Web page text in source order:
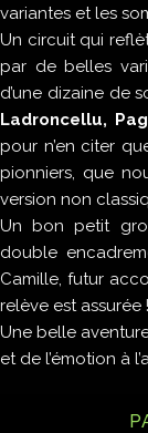
variantes et les
Un circuit qui
par de belles
d’une dizaine de
Ladroncellu,
pour n’en citer
pionniers, que
version non
Un bon petit
double
Camille, futur
relève est assurée !
Une belle
et de l’émotion à